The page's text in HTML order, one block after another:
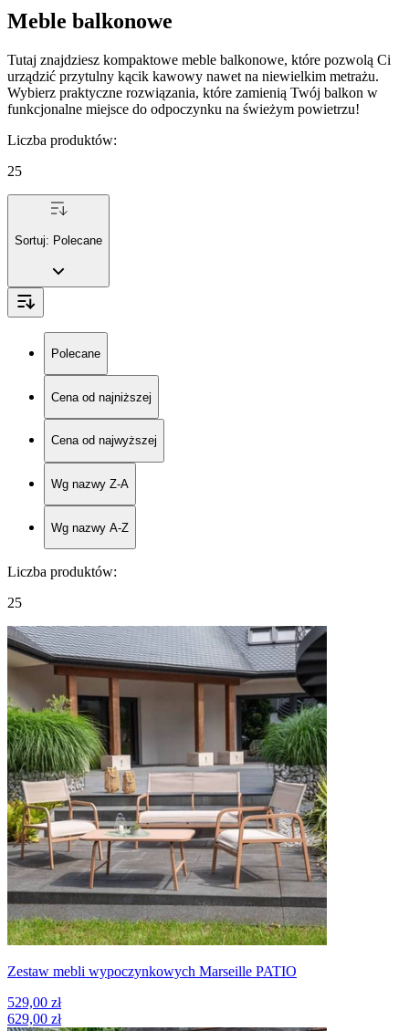
Meble balkonowe
Tutaj znajdziesz kompaktowe meble balkonowe, które pozwolą Ci
urządzić przytulny kącik kawowy nawet na niewielkim metrażu.
Wybierz praktyczne rozwiązania, które zamienią Twój balkon w
funkcjonalne miejsce do odpoczynku na świeżym powietrzu!
Liczba produktów:
25
Sortuj: Polecane
Polecane
Cena od najniższej
Cena od najwyższej
Wg nazwy Z-A
Wg nazwy A-Z
Liczba produktów:
25
Zestaw mebli wypoczynkowych Marseille PATIO
529,00 zł
629,00 zł